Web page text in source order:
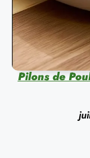
Pilons de